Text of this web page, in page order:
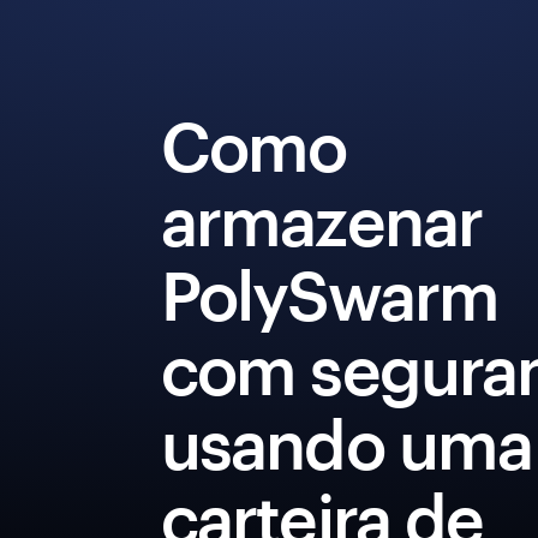
Como
armazenar
PolySwarm
com
usando uma
carteira de